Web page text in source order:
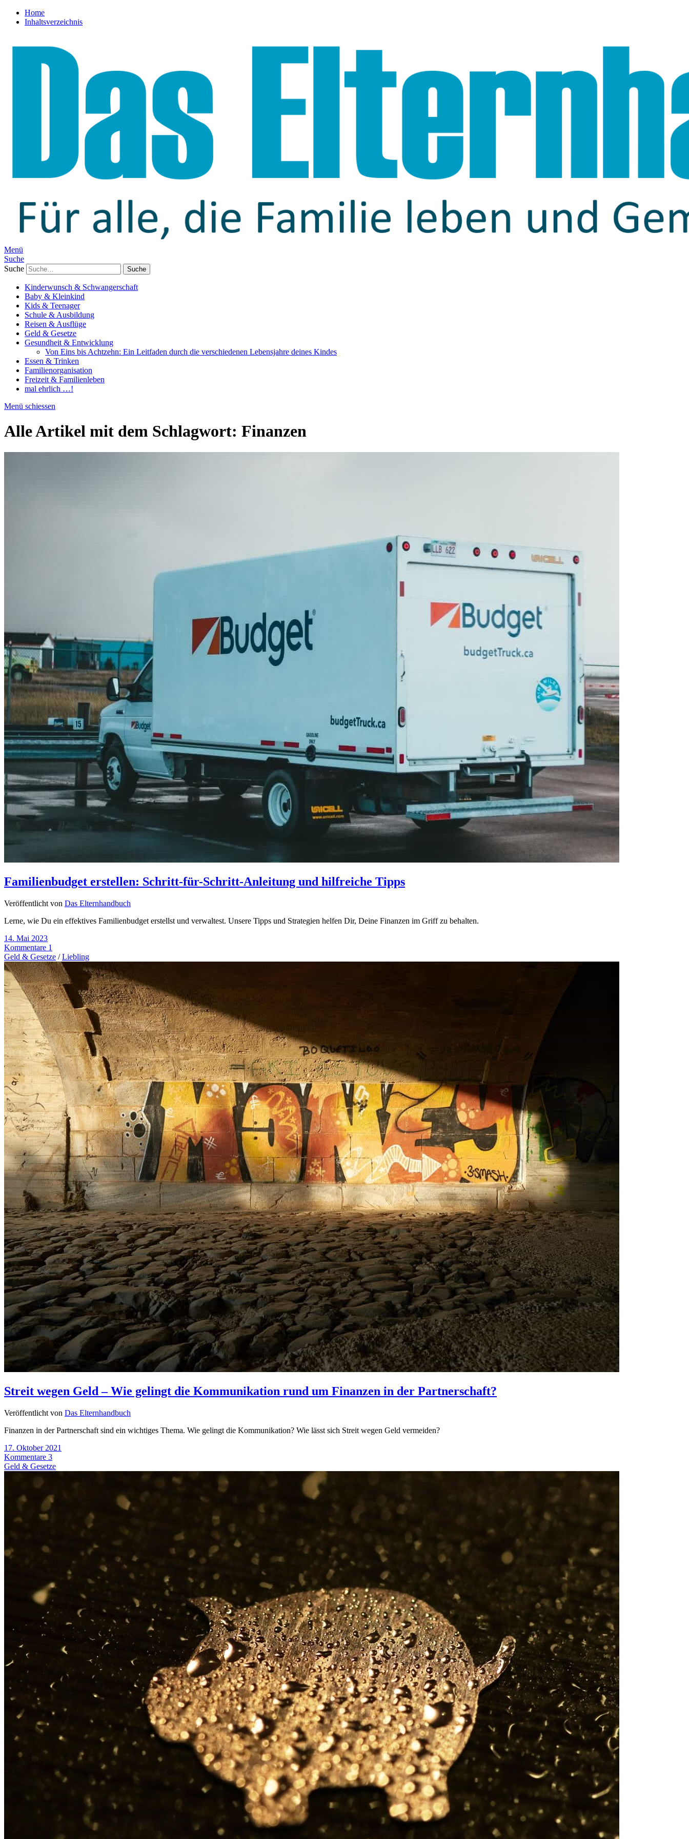
Home
Inhaltsverzeichnis
Menü
Suche
Suche
Kinderwunsch & Schwangerschaft
Baby & Kleinkind
Kids & Teenager
Schule & Ausbildung
Reisen & Ausflüge
Geld & Gesetze
Gesundheit & Entwicklung
Von Eins bis Achtzehn: Ein Leitfaden durch die verschiedenen Lebensjahre deines Kindes
Essen & Trinken
Familienorganisation
Freizeit & Familienleben
mal ehrlich …!
Menü schiessen
Alle Artikel mit dem Schlagwort: Finanzen
Familienbudget erstellen: Schritt-für-Schritt-Anleitung und hilfreiche Tipps
Veröffentlicht von Das Elternhandbuch
Lerne, wie Du ein effektives Familienbudget erstellst und verwaltest. Unsere Tipps und Strategien helfen Dir, Deine Finanzen im Griff zu behalten.
14. Mai 2023
Kommentare 1
Geld & Gesetze /Liebling
Streit wegen Geld – Wie gelingt die Kommunikation rund um Finanzen in der Partnerschaft?
Veröffentlicht von Das Elternhandbuch
Finanzen in der Partnerschaft sind ein wichtiges Thema. Wie gelingt die Kommunikation? Wie lässt sich Streit wegen Geld vermeiden?
17. Oktober 2021
Kommentare 3
Geld & Gesetze